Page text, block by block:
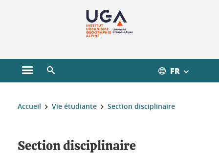
Ouvrir le menu principal FR
Vous êtes ici :
Accueil Vie étudiante Section disciplinaire
Section disciplinaire